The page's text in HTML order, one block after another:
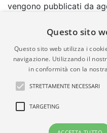
vengono pubblicati da
comporta
garanzia da parte di
quindi non è
correttezza, della
materia di privacy e/o di
suddetti annunci.
© Copyright 2007 - 2026
Questo sito
Questo sito web utilizza i
navigazione. Utilizzando il
in conformità con la
STRETTAMENTE NECESSARI
TARGETING